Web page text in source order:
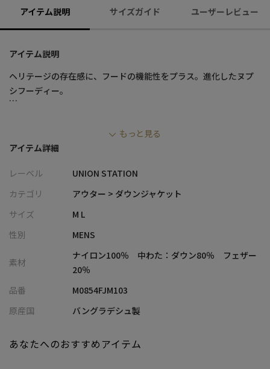
アイテム説明 サイズガイド ユーザーレビュー
アイテム説明
ヘリテージの存在感に、フードの機能性をプラス。進化したヌプ
シフーディー。
・1992年のエクスペディションモデルをルーツに持つヌプシジャ
ケットを、フーディ仕様にアップデート
ンスに調整したサイズ感
・40Dリップストップナイロンに撥水加工を施し、タフさと軽量
・中わたにはリサイクルダウンを採用し、高い保温性と環境配慮
を両立
・バックパック使用時の耐久性を高める肩部分の補強や、裾アジ
ャスターなど機能的な仕様も充実
なるシルエット
かしたストリートスタイルに
もっと見る
アイテム詳細
レーベル
UNION STATION
カテゴリ
アウター > ダウンジャケット
サイズ
M L
性別
MENS
素材
ナイロン100％ 中わた：ダウン80％ フェザー
20％
品番
M0854FJM103
原産国
バングラデシュ製
あなたへのおすすめアイテム